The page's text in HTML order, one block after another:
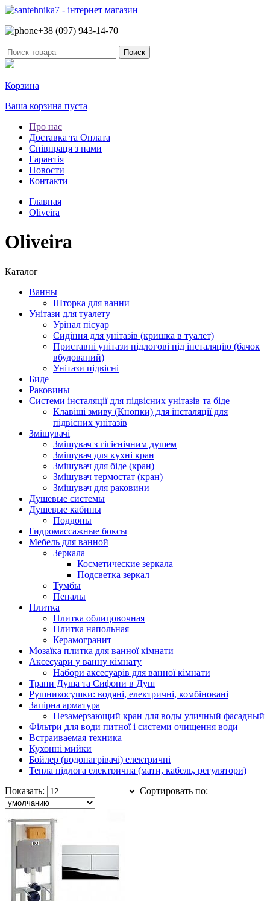
+38 (097) 943-14-70
Корзина
Ваша корзина пуста
Про нас
Доставка та Оплата
Співпраця з нами
Гарантія
Новости
Контакти
Главная
Oliveira
Oliveira
Каталог
Ванны
Шторка для ванни
Унітази для туалету
Урінал пісуар
Сидіння для унітазів (кришка в туалет)
Приставні унітази підлогові під інсталяцію (бачок
вбудований)
Унітази підвісні
Биде
Раковины
Системи інсталяції для підвісних унітазів та біде
Клавіші змиву (Кнопки) для інсталяції для
підвісних унітазів
Змішувачі
Змішувач з гігієнічним душем
Змішувач для кухні кран
Змішувач для біде (кран)
Змішувач термостат (кран)
Змішувач для раковини
Душевые системы
Душевые кабины
Поддоны
Гидромассажные боксы
Мебель для ванной
Зеркала
Косметические зеркала
Подсветка зеркал
Тумбы
Пеналы
Плитка
Плитка облицовочная
Плитка напольная
Керамогранит
Мозаїка плитка для ванної кімнати
Аксесуари у ванну кімнату
Набори аксесуарів для ванної кімнати
Трапи Душа та Сифони в Душ
Рушникосушки: водяні, електричні, комбіновані
Запірна арматура
Незамерзающий кран для воды уличный фасадный
Фільтри для води питної і системи очищення води
Встраиваемая техника
Кухонні мийки
Бойлер (водонагрівачі) електричні
Тепла підлога електрична (мати, кабель, регулятори)
Показать:
Сортировать по: